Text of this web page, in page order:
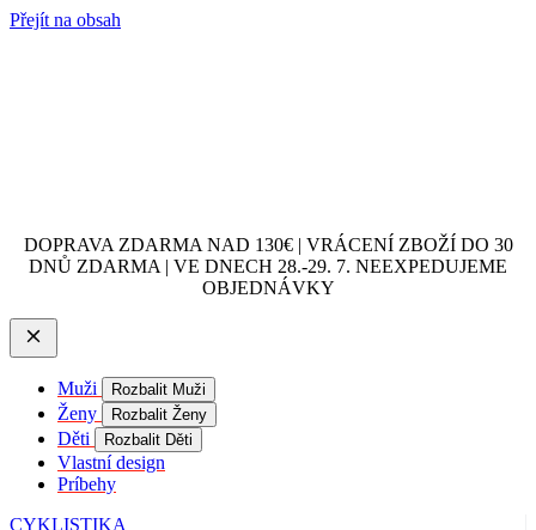
Přejít na obsah
DOPRAVA ZDARMA NAD 130€ | VRÁCENÍ ZBOŽÍ DO 30
DNŮ ZDARMA | VE DNECH 28.-29. 7. NEEXPEDUJEME
OBJEDNÁVKY
Muži Rozbalit Muži
Ženy Rozbalit Ženy
Děti Rozbalit Děti
Vlastní design
Príbehy
CYKLISTIKA